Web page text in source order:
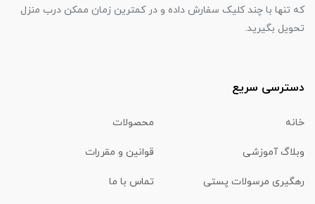
که تنها با چند کلیک سفارش داده و در کمترین زمان ممکن درب منزل
تحویل بگیرید.
دسترسی سریع
خانه محصولات
وبلاگ آموزشی قوانین و مقررات
رهگیری مرسولات پستی تماس با ما